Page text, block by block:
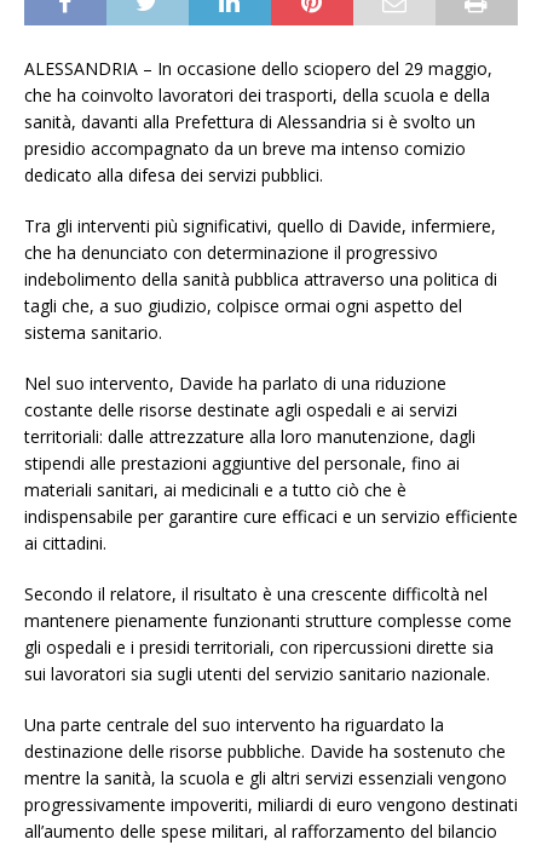
ALESSANDRIA – In occasione dello sciopero del 29 maggio,
che ha coinvolto lavoratori dei trasporti, della scuola e della
sanità, davanti alla Prefettura di Alessandria si è svolto un
presidio accompagnato da un breve ma intenso comizio
dedicato alla difesa dei servizi pubblici.
Tra gli interventi più significativi, quello di Davide, infermiere,
che ha denunciato con determinazione il progressivo
indebolimento della sanità pubblica attraverso una politica di
tagli che, a suo giudizio, colpisce ormai ogni aspetto del
sistema sanitario.
Nel suo intervento, Davide ha parlato di una riduzione
costante delle risorse destinate agli ospedali e ai servizi
territoriali: dalle attrezzature alla loro manutenzione, dagli
stipendi alle prestazioni aggiuntive del personale, fino ai
materiali sanitari, ai medicinali e a tutto ciò che è
indispensabile per garantire cure efficaci e un servizio efficiente
ai cittadini.
Secondo il relatore, il risultato è una crescente difficoltà nel
mantenere pienamente funzionanti strutture complesse come
gli ospedali e i presidi territoriali, con ripercussioni dirette sia
sui lavoratori sia sugli utenti del servizio sanitario nazionale.
Una parte centrale del suo intervento ha riguardato la
destinazione delle risorse pubbliche. Davide ha sostenuto che
mentre la sanità, la scuola e gli altri servizi essenziali vengono
progressivamente impoveriti, miliardi di euro vengono destinati
all’aumento delle spese militari, al rafforzamento del bilancio